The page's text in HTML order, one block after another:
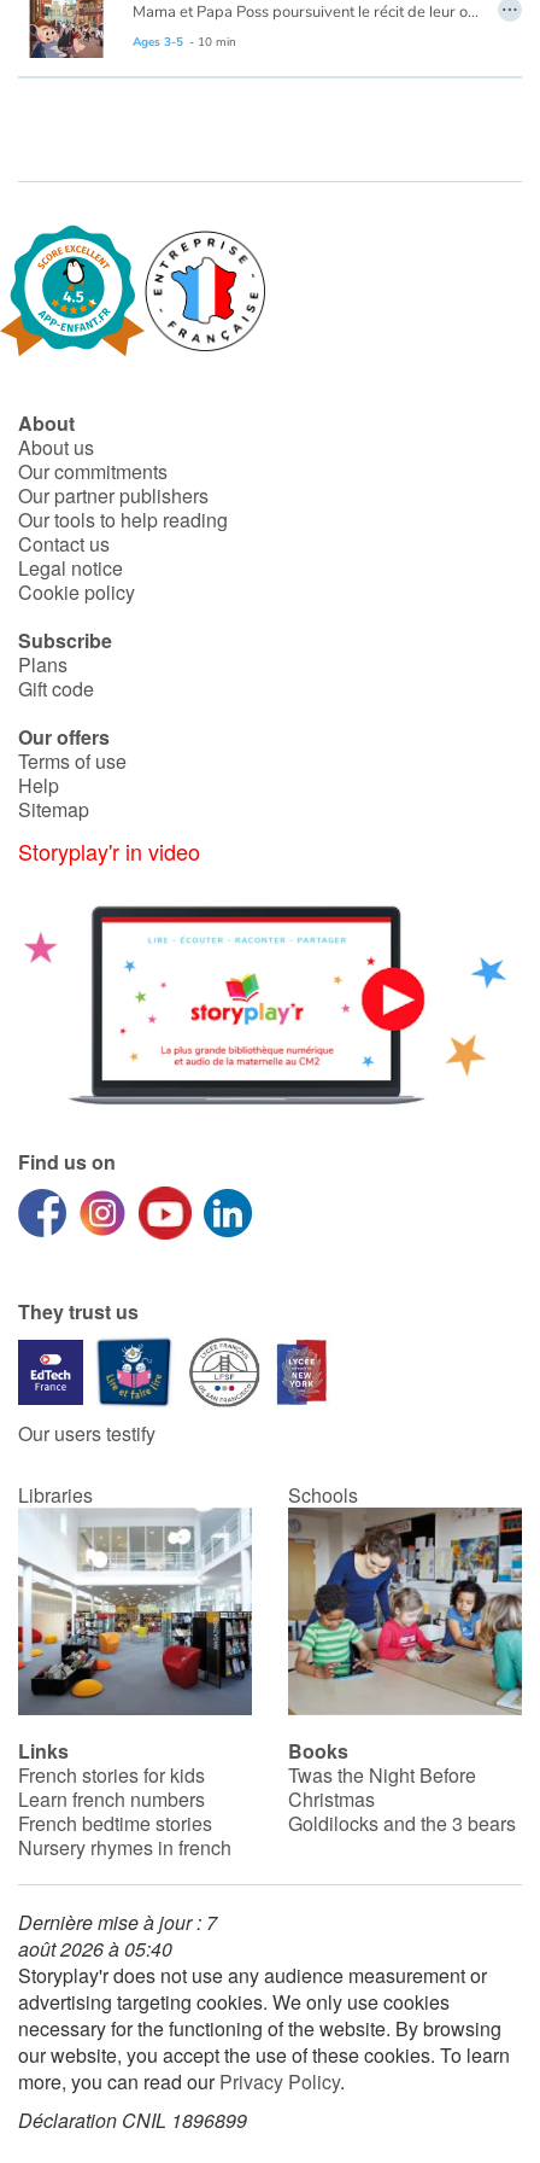
Blog
French book lists for children
Reading for children
Activities and workshops
Dyslexia and reading disorders
Mama et Papa Poss poursuivent le récit de leur odyssée musicale à travers les Amériques. Ils nous racontent cette fois-ci un périple qui les a menés à La Nouvelle-Orléans avec comme guide le célèbre trompettiste Louis Chatstrong. Dans le berceau du jazz, au cœur du Vieux carré français, nos deux tourtereaux comptent bien devenir des étoiles et décrocher la lune de miel à bord du tramway nommé désir.
Ages 3-5 - 10 min
About
About us
Our commitments
Our partner publishers
Our tools to help reading
Contact us
Legal notice
Cookie policy
Subscribe
Plans
Gift code
Our offers
Terms of use
Help
Sitemap
Storyplay'r in video
Find us on
They trust us
Our users testify
Libraries Schools
Links
French stories for kids
Learn french numbers
French bedtime stories
Nursery rhymes in french
Books
Twas the Night Before
Christmas
Goldilocks and the 3 bears
Dernière mise à jour : 7
août 2026 à 05:40
Storyplay'r does not use any audience measurement or
advertising targeting cookies. We only use cookies
necessary for the functioning of the website. By browsing
our website, you accept the use of these cookies. To learn
more, you can read ourPrivacy Policy.
Déclaration CNIL 1896899